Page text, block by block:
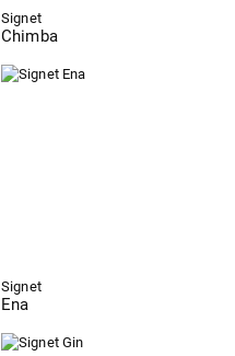
Signet
Chimba
Signet
Ena